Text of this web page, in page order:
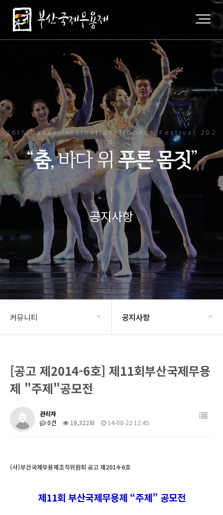
16th Busan Internatianal Dance Festival 202
0
“춤, 바다 위푸른 몸짓”
공지사항
커뮤니티
프로그램
갤러리
커뮤니티
공지사항
신청 및 접수
[공고 제2014-6호] 제11회부산국제무용
제 "주제"공모전
관리자
0건
18,322회 14-08-22 12:45
(사)부산국제무용제조직위원회 공고 제2014-6호
제11회 부산국제무용제 “주제” 공모전